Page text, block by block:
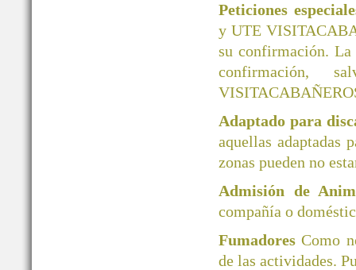
Peticiones
y UTE
su confirmación.
confirmación,
Adaptado para
aquellas adaptadas
zonas pueden no
Admisión de
compañía o
FumadoresComo
de las actividades.